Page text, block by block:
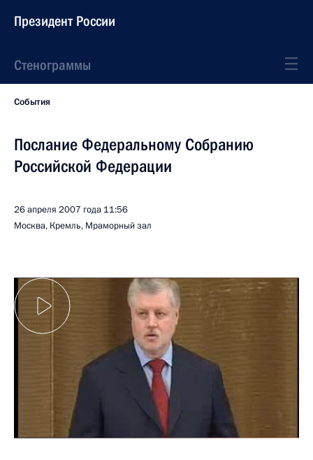
Президент России
Стенограммы
События
Послание Федеральному Собранию
Российской Федерации
26 апреля 2007 года 11:56
Москва, Кремль, Мраморный зал